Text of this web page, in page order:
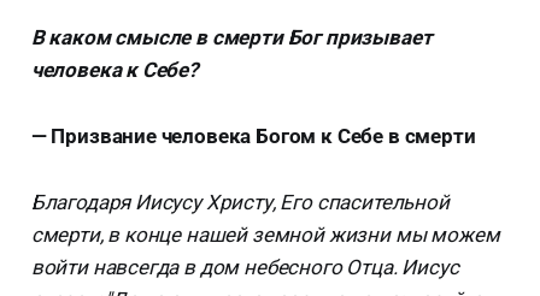
В каком смысле в смерти Бог призывает
человека к Себе?
— Призвание человека Богом к Себе в смерти
Благодаря Иисусу Христу, Его спасительной
смерти, в конце нашей земной жизни мы можем
войти навсегда в дом небесного Отца. Иисус